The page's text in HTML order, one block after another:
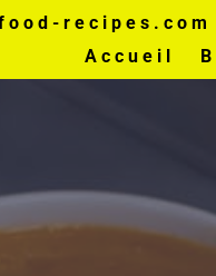
recipes.com
Accueil